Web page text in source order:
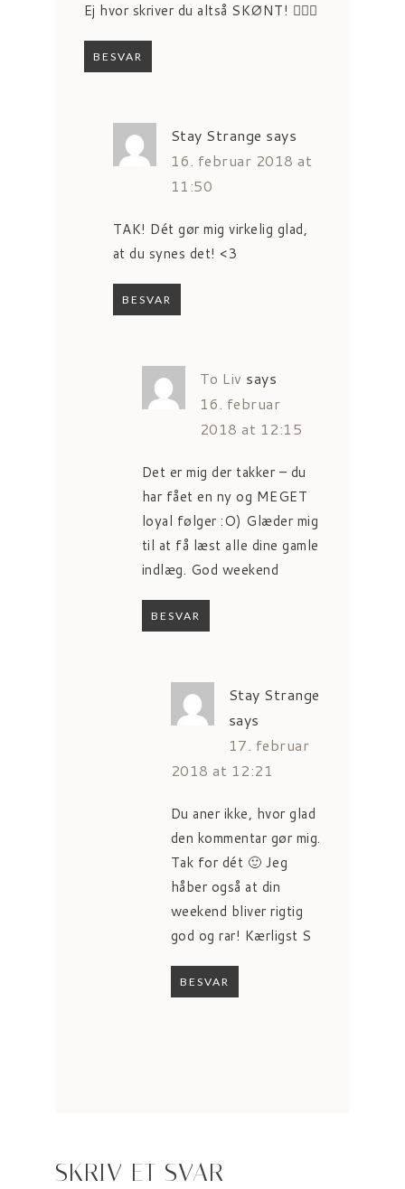
Ej hvor skriver du altså SKØNT! 👍🏻😍
BESVAR
Stay Strange says
16. februar 2018 at
11:50
TAK! Dét gør mig virkelig glad,
at du synes det! <3
BESVAR
To Liv says
16. februar
2018 at 12:15
Det er mig der takker – du
har fået en ny og MEGET
loyal følger :O) Glæder mig
til at få læst alle dine gamle
indlæg. God weekend
BESVAR
Stay Strange
says
17. februar
2018 at 12:21
Du aner ikke, hvor glad
den kommentar gør mig.
Tak for dét 🙂 Jeg
håber også at din
weekend bliver rigtig
god og rar! Kærligst S
BESVAR
SKRIV ET SVAR